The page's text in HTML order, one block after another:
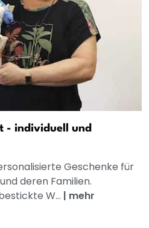
- individuell und
Geschenke für
deren Familien.
W... | mehr